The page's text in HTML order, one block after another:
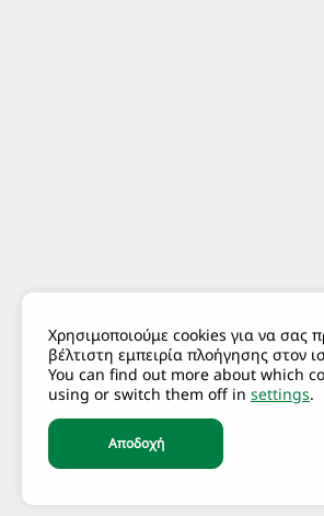
Χρησιμοποιούμε cookies για να σας
βέλτιστη εμπειρία πλοήγησης στον
You can find out more about which
using or switch them off in settings.
Αποδοχή